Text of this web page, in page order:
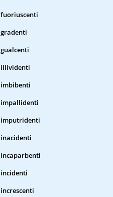
fuoriuscenti
gradenti
gualcenti
illividenti
imbibenti
impallidenti
imputridenti
inacidenti
incaparbenti
incidenti
increscenti